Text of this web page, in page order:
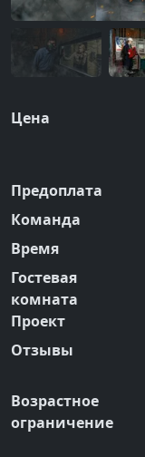
Цена
Предоплата
Команда
Время
Гостевая
комната
Проект
Отзывы
Возрастное
ограничение